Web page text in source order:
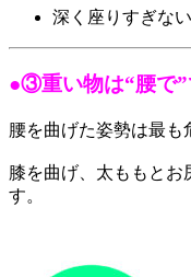
深く座りすぎない
●③重い物は“腰で
腰を曲げた姿勢は最も
膝を曲げ、太ももとお
す。